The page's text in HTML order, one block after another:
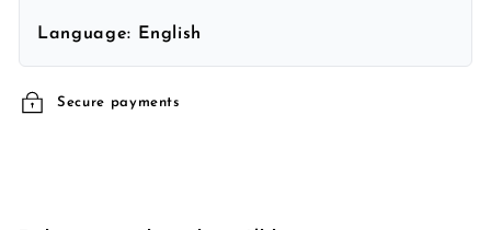
Language: English
Secure payments